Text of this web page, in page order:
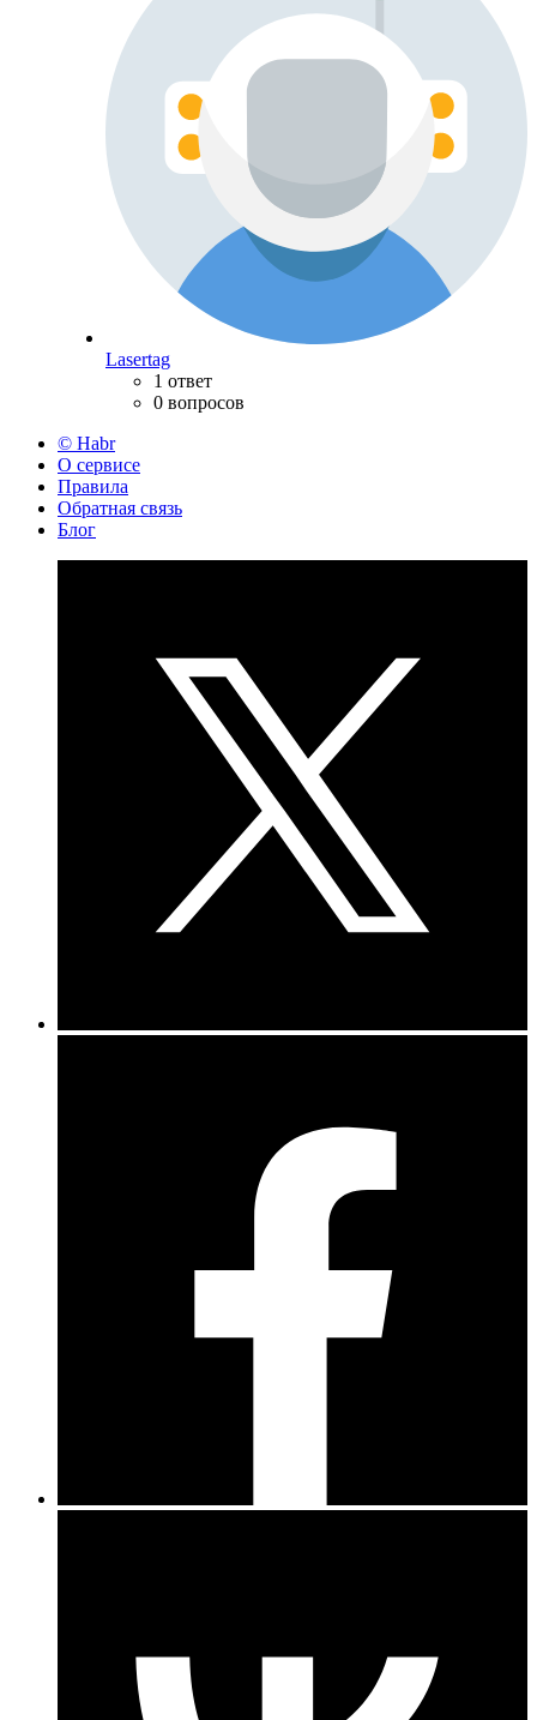
Lasertag
1 ответ
0 вопросов
© Habr
О сервисе
Правила
Обратная связь
Блог